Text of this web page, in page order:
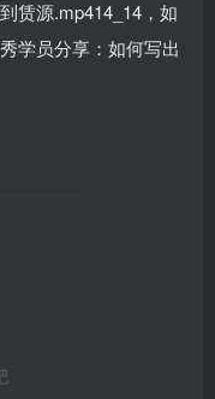
赁源.mp414_14，如
学员分享：如何写出